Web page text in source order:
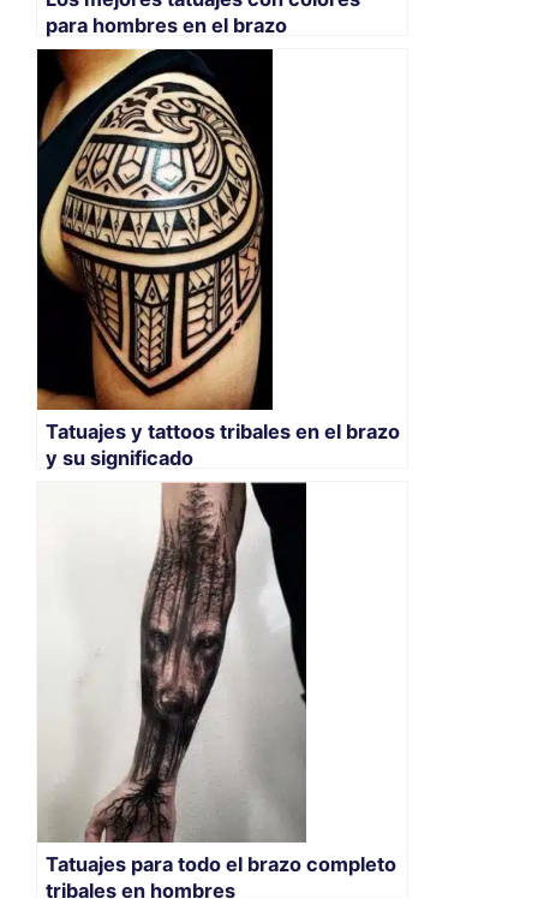
para hombres en el brazo
Tatuajes y tattoos tribales en el brazo
y su significado
Tatuajes para todo el brazo completo
tribales en hombres